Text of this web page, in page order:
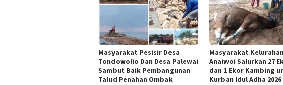
Masyarakat Pesisir Desa
Tondowolio Dan Desa Palewai
Sambut Baik Pembangunan
Talud Penahan Ombak
Masyarakat Kelurahan
Anaiwoi Salurkan 27
dan 1 Ekor Kambing
Kurban Idul Adha 2026